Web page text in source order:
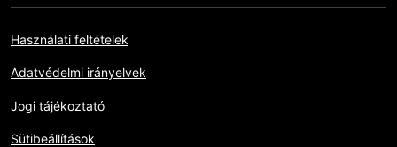
Használati feltételek
Adatvédelmi irányelvek
Jogi tájékoztató
Sütibeállítások